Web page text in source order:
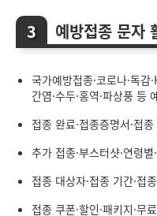
예방접종 문자
국가예방접종·코로나·독감
간염·수두·홍역·파상풍 등
접종 완료·접종증명서·접
추가 접종·부스터샷·연령
접종 대상자·접종 기간·접
접종 쿠폰·할인·패키지·무